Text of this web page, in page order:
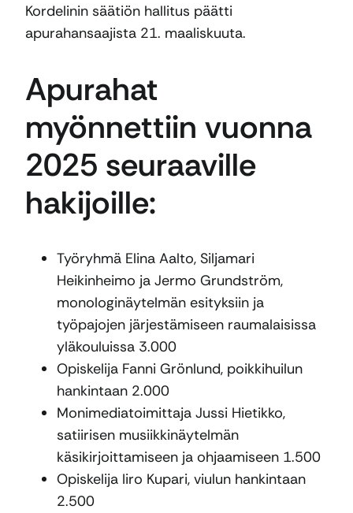
Kordelinin säätiön hallitus päätti
apurahansaajista 21. maaliskuuta.
Apurahat
myönnettiin vuonna
2025 seuraaville
hakijoille:
Työryhmä Elina Aalto, Siljamari
Heikinheimo ja Jermo Grundström,
monologinäytelmän esityksiin ja
työpajojen järjestämiseen raumalaisissa
yläkouluissa 3.000
Opiskelija Fanni Grönlund, poikkihuilun
hankintaan 2.000
Monimediatoimittaja Jussi Hietikko,
satiirisen musiikkinäytelmän
käsikirjoittamiseen ja ohjaamiseen 1.500
Opiskelija Iiro Kupari, viulun hankintaan
2.500